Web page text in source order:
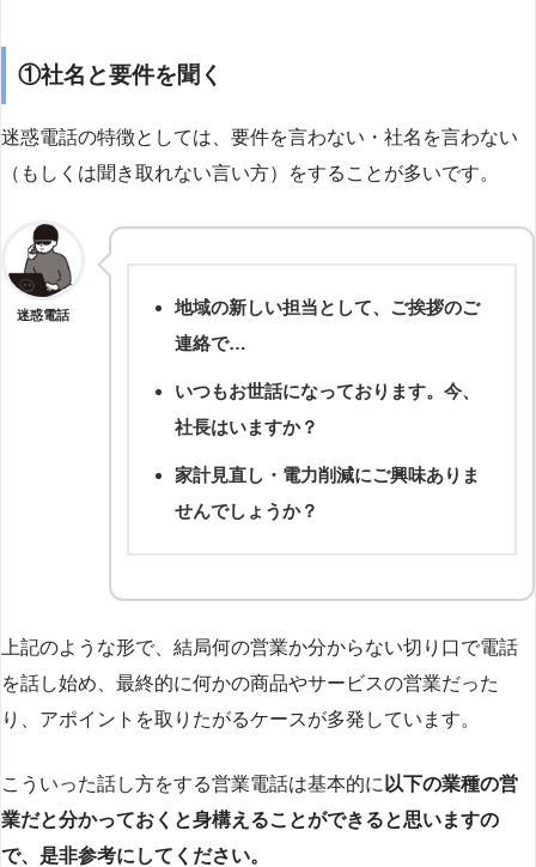
①社名と要件を聞く
迷惑電話の特徴としては、要件を言わない・社名を言わない
（もしくは聞き取れない言い方）をすることが多いです。
迷惑電話
地域の新しい担当として、ご挨拶のご
連絡で…
いつもお世話になっております。今、
社長はいますか？
家計見直し・電力削減にご興味ありま
せんでしょうか？
上記のような形で、結局何の営業か分からない切り口で電話
を話し始め、最終的に何かの商品やサービスの営業だった
り、アポイントを取りたがるケースが多発しています。
こういった話し方をする営業電話は基本的に 以下の業種の営
業だと分かっておくと身構えることができると思いますの
で、是非参考にしてください。